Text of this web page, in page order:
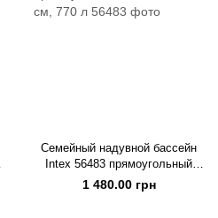
Семейный надувной бассейн
Intex 56483 прямоугольный
262x175x56 см, 770 л
1 480.00 грн